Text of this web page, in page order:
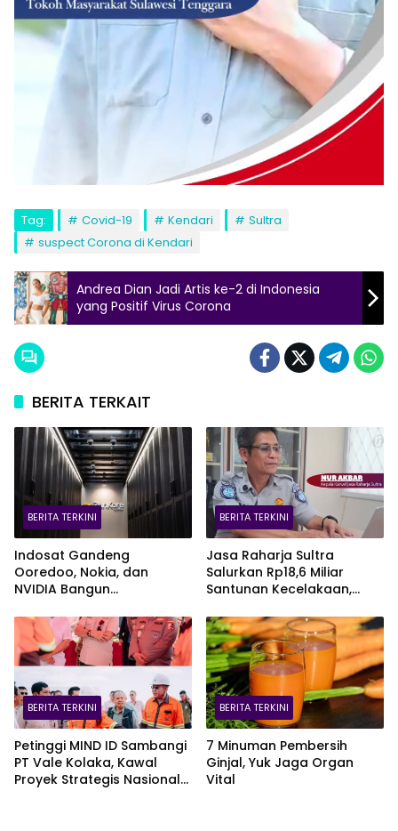
Tag: Covid-19 Kendari
Sultra
suspect Corona di Kendari
Andrea Dian Jadi Artis ke-2 di Indonesia
yang Positif Virus Corona
BERITA TERKAIT
BERITA TERKINI
Indosat Gandeng
Ooredoo, Nokia, dan
NVIDIA Bangun
Asia Tenggara Lewat
Zankore
BERITA TERKINI
Jasa Raharja Sultra
Salurkan Rp18,6 Miliar
Santunan Kecelakaan,
Terbanyak
BERITA TERKINI
Petinggi MIND ID Sambangi
PT Vale Kolaka, Kawal
Proyek Strategis Nasional
BERITA TERKINI
7 Minuman Pembersih
Ginjal, Yuk Jaga Organ
Vital